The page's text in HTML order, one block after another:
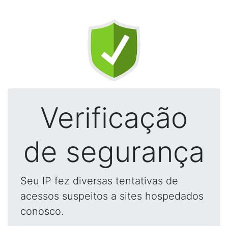
Verificação
de segurança
Seu IP fez diversas tentativas de
acessos suspeitos a sites hospedados
conosco.